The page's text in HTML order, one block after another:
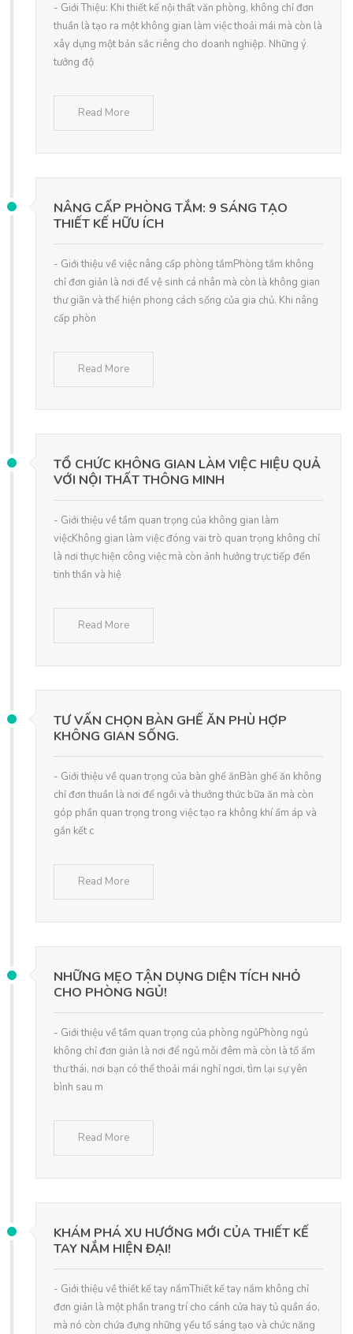
- Giới Thiệu: Khi thiết kế nội thất văn phòng, không chỉ đơn
thuần là tạo ra một không gian làm việc thoải mái mà còn là
xây dựng một bản sắc riêng cho doanh nghiệp. Những ý
tưởng độ
Read More
NÂNG CẤP PHÒNG TẮM: 9 SÁNG TẠO
THIẾT KẾ HỮU ÍCH
- Giới thiệu về việc nâng cấp phòng tắmPhòng tắm không
chỉ đơn giản là nơi để vệ sinh cá nhân mà còn là không gian
thư giãn và thể hiện phong cách sống của gia chủ. Khi nâng
cấp phòn
Read More
TỔ CHỨC KHÔNG GIAN LÀM VIỆC HIỆU QUẢ
VỚI NỘI THẤT THÔNG MINH
- Giới thiệu về tầm quan trọng của không gian làm
việcKhông gian làm việc đóng vai trò quan trọng không chỉ
là nơi thực hiện công việc mà còn ảnh hưởng trực tiếp đến
tinh thần và hiệ
Read More
TƯ VẤN CHỌN BÀN GHẾ ĂN PHÙ HỢP
KHÔNG GIAN SỐNG.
- Giới thiệu về quan trọng của bàn ghế ănBàn ghế ăn không
chỉ đơn thuần là nơi để ngồi và thưởng thức bữa ăn mà còn
góp phần quan trọng trong việc tạo ra không khí ấm áp và
gắn kết c
Read More
NHỮNG MẸO TẬN DỤNG DIỆN TÍCH NHỎ
CHO PHÒNG NGỦ!
- Giới thiệu về tầm quan trọng của phòng ngủPhòng ngủ
không chỉ đơn giản là nơi để ngủ mỗi đêm mà còn là tổ ấm
thư thái, nơi bạn có thể thoải mái nghỉ ngơi, tìm lại sự yên
bình sau m
Read More
KHÁM PHÁ XU HƯỚNG MỚI CỦA THIẾT KẾ
TAY NẮM HIỆN ĐẠI!
- Giới thiệu về thiết kế tay nắmThiết kế tay nắm không chỉ
đơn giản là một phần trang trí cho cánh cửa hay tủ quần áo,
mà nó còn chứa đựng những yếu tố sáng tạo và chức năng